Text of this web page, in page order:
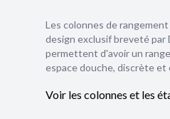
Les colonnes de
design exclusif breveté par
permettent d'avoir un
espace douche, discrète et
Voir les colonnes et les